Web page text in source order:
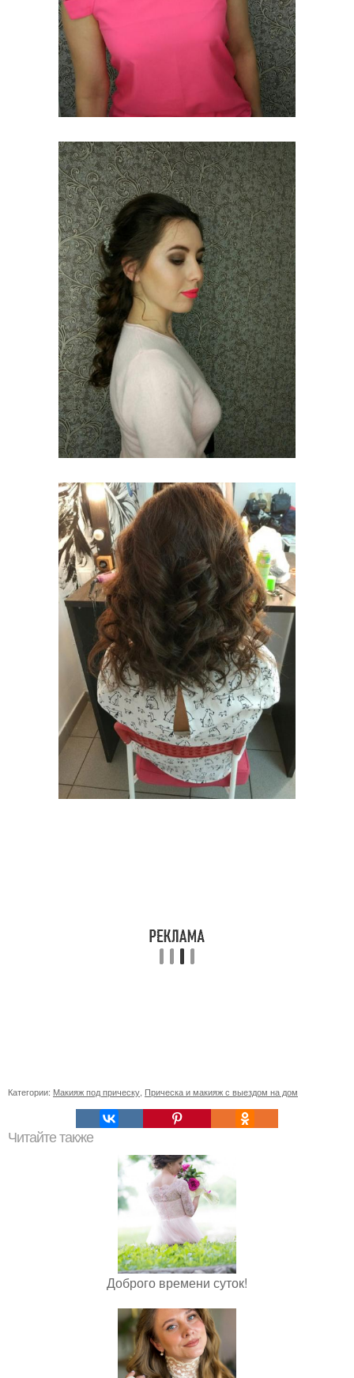
Категории: Макияж под прическу Прическа и макияж с выездом на дом
Читайте также
Доброго времени суток!